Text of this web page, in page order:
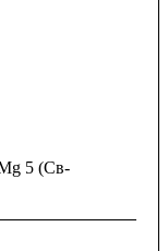
5 (Св-